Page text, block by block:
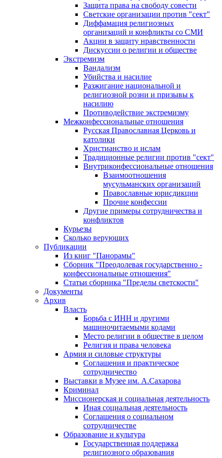
Защита права на свободу совести
Светские организации против "сект"
Диффамация религиозных
организаций и конфликты со СМИ
Акции в защиту нравственности
Дискуссии о религии и обществе
Экстремизм
Вандализм
Убийства и насилие
Разжигание национальной и
религиозной розни и призывы к
насилию
Противодействие экстремизму
Межконфессиональные отношения
Русская Православная Церковь и
католики
Христианство и ислам
Традиционные религии против "сект"
Внутриконфессиональные отношения
Взаимоотношения
мусульманских организаций
Православные юрисдикции
Прочие конфессии
Другие примеры сотрудничества и
конфликтов
Курьезы
Сколько верующих
Публикации
Из книг "Панорамы"
Сборник "Преодолевая государственно -
конфессиональные отношения"
Статьи сборника "Пределы светскости"
Документы
Архив
Власть
Борьба с ИНН и другими
машиночитаемыми кодами
Место религии в обществе в целом
Религия и права человека
Армия и силовые структуры
Соглашения и практическое
сотрудничество
Выставки в Музее им. А.Сахарова
Криминал
Миссионерская и социальная деятельность
Иная социальная деятельность
Соглашения о социальном
сотрудничестве
Образование и культура
Государственная поддержка
религиозного образования